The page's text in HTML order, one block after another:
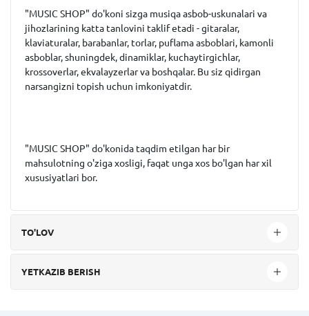
"MUSIC SHOP" do'koni sizga musiqa asbob-uskunalari va
jihozlarining katta tanlovini taklif etadi - gitaralar,
klaviaturalar, barabanlar, torlar, puflama asboblari, kamonli
asboblar, shuningdek, dinamiklar, kuchaytirgichlar,
krossoverlar, ekvalayzerlar va boshqalar. Bu siz qidirgan
narsangizni topish uchun imkoniyatdir.
"MUSIC SHOP" do'konida taqdim etilgan har bir
mahsulotning o'ziga xosligi, faqat unga xos bo'lgan har xil
xususiyatlari bor.
TO'LOV
YETKAZIB BERISH